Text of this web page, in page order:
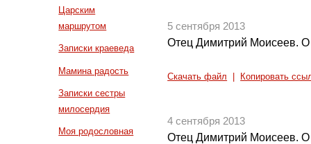
Царским
маршрутом
Записки краеведа
Мамина радость
Записки сестры
милосердия
Моя родословная
5 сентября 2013
Отец Димитрий Моисеев. О
Скачать файл Копировать
4 сентября 2013
Отец Димитрий Моисеев. О